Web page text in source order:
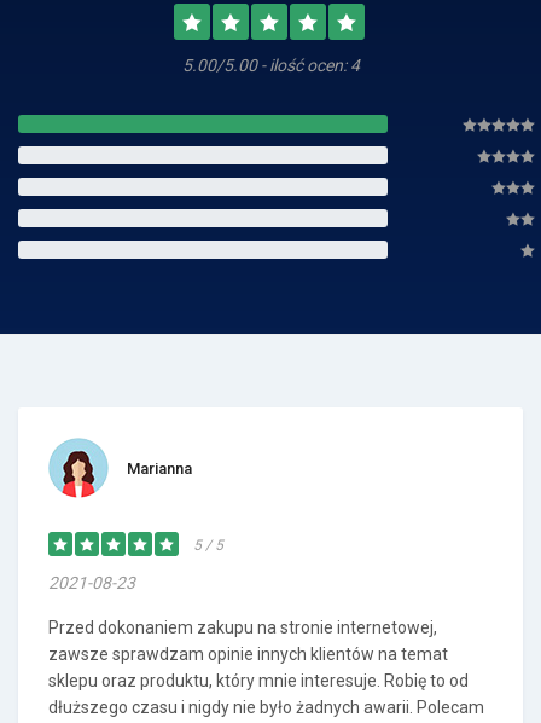
5.00/5.00 - ilość ocen: 4
Marianna
5 / 5
2021-08-23
Przed dokonaniem zakupu na stronie internetowej,
zawsze sprawdzam opinie innych klientów na temat
sklepu oraz produktu, który mnie interesuje. Robię to od
dłuższego czasu i nigdy nie było żadnych awarii. Polecam